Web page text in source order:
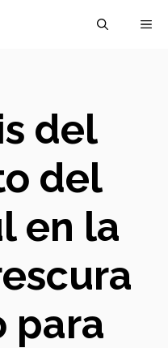
del
del
en la
para